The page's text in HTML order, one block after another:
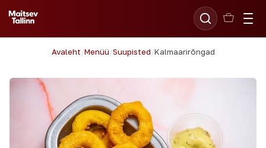
Avaleht/Menüü/Suupisted/Kalmaarirõngad